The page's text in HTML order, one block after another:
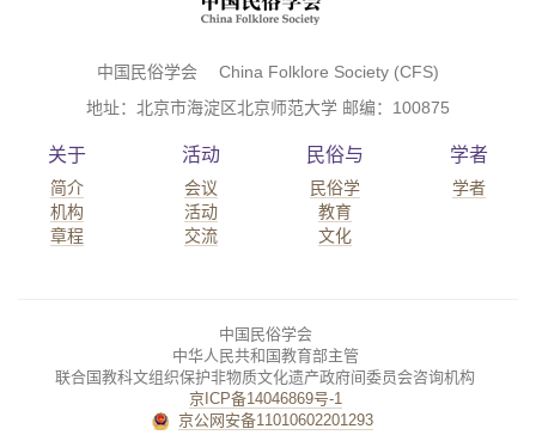
中国民俗学会 China Folklore Society (CFS)
地址：北京市海淀区北京师范大学 邮编：100875
关于
简介
机构
章程
活动
会议
活动
交流
民俗与
民俗学
教育
文化
学者
学者
中国民俗学会
中华人民共和国教育部主管
联合国教科文组织保护非物质文化遗产政府间委员会咨询机构
京ICP备14046869号-1
京公网安备11010602201293